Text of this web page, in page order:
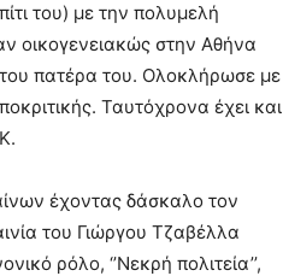
του) με την πολυμελή
οικογενειακώς στην Αθήνα
του πατέρα του. Ολοκλήρωσε με
Ταυτόχρονα έχει και
έχοντας δάσκαλο τον
του Γιώργου Τζαβέλλα
ρόλο, ‘’Νεκρή πολιτεία’’,